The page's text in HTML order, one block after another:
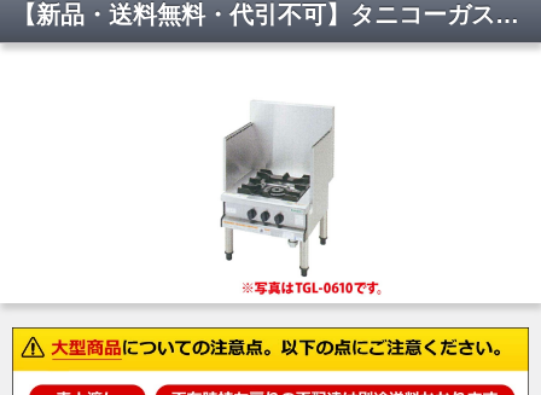
【新品・送料無料・代引不可】タニコーガスローレンジ【スープレンジ】 TGL-B0610AF (圧電点火式) W600*D750*H450(mm)